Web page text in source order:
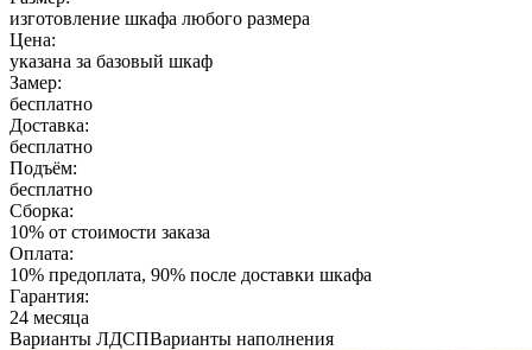
изготовление шкафа любого размера
Цена:
указана за базовый шкаф
Замер:
бесплатно
Доставка:
бесплатно
Подъём:
бесплатно
Сборка:
10% от стоимости заказа
Оплата:
10% предоплата, 90% после доставки шкафа
Гарантия:
24 месяца
Варианты ЛДСПВарианты наполнения